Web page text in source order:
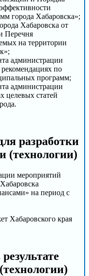
города Хабаровска»;
Хабаровска от
Перечня
на территории
администрации
по
программ;
администрации
целевых статей
разработки
(технологии)
мероприятий
на период с
Хабаровского края